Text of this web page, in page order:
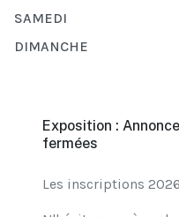
SAMEDI
DIMANCHE
Exposition :
fermées
Les inscriptions